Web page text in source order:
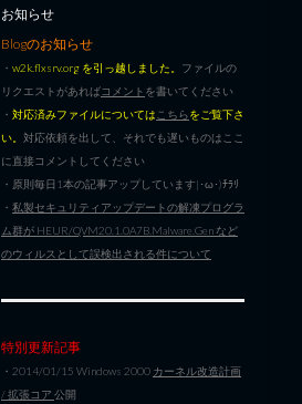
お知らせ
Blogのお知らせ
・ w2k.flxsrv.org を引っ越しました。 ファイルの
リクエストがあればコメント を書いてください
・ 対応済みファイルについては こちらをご覧下さ
い。 対応依頼を出して、それでも遅いものはここ
に直接コメントしてください
・原則毎日1本の記事アップしています|･ω･)ﾁﾗﾘ
・ 私製セキュリティアップデートの解凍プログラ
ム群が HEUR/QVM20.1.0A7B.Malware.Gen など
のウィルスとして誤検出される件について
特別更新記事
・2014/01/15 Windows 2000 カーネル改造計画
/ 拡張コア 公開